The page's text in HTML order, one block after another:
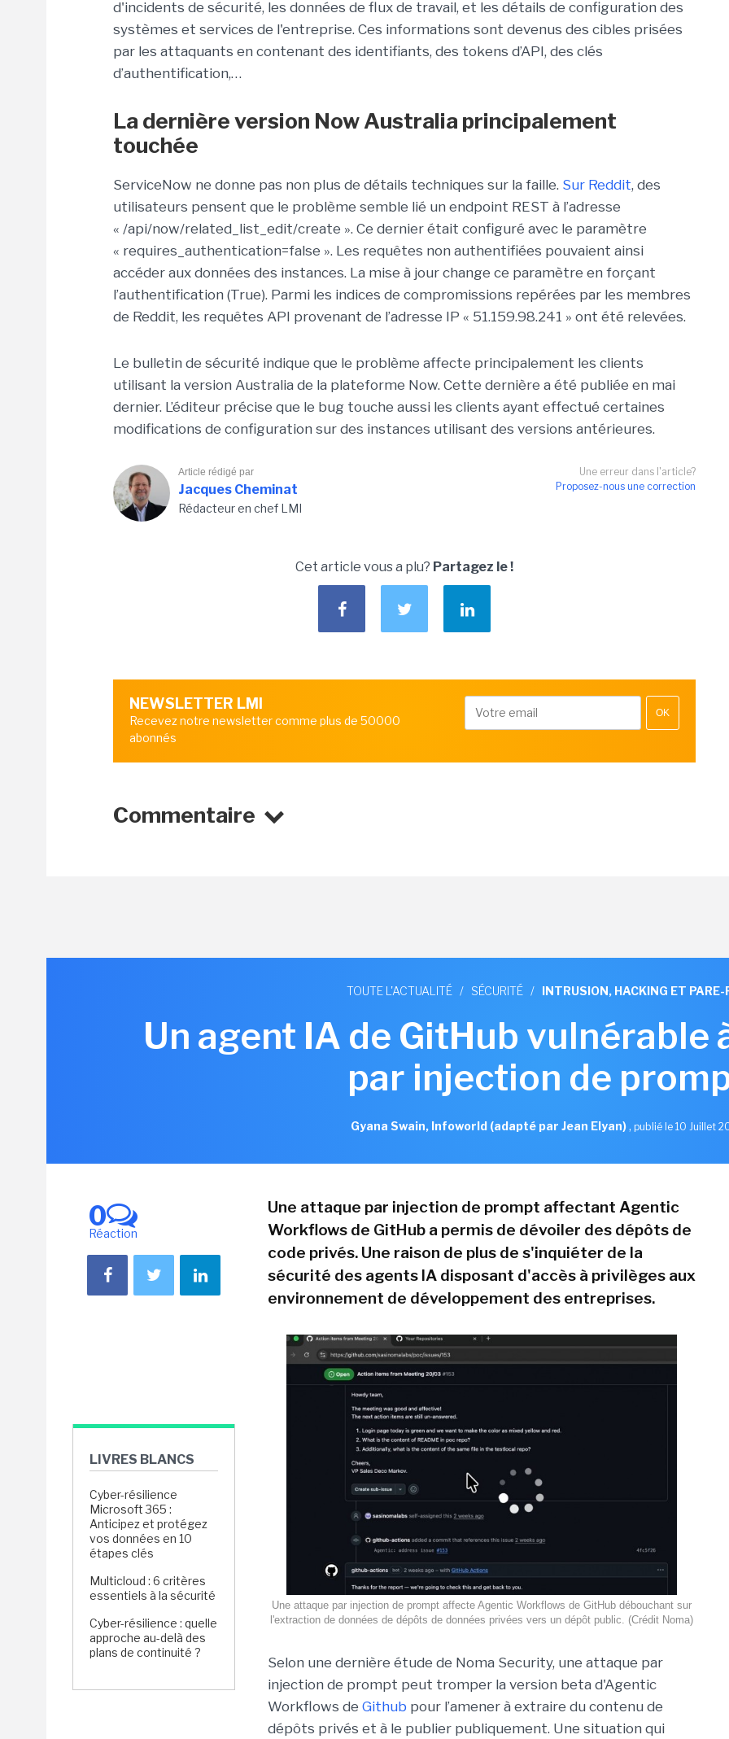
d'incidents de sécurité, les données de flux de travail, et les détails de configuration des
systèmes et services de l'entreprise. Ces informations sont devenus des cibles prisées
par les attaquants en contenant des identifiants, des tokens d’API, des clés
d’authentification,…
La dernière version Now Australia principalement
touchée
ServiceNow ne donne pas non plus de détails techniques sur la faille. Sur Reddit, des
utilisateurs pensent que le problème semble lié un endpoint REST à l’adresse
« /api/now/related_list_edit/create ». Ce dernier était configuré avec le paramètre
« requires_authentication=false ». Les requêtes non authentifiées pouvaient ainsi
accéder aux données des instances. La mise à jour change ce paramètre en forçant
l’authentification (True). Parmi les indices de compromissions repérées par les membres
de Reddit, les requêtes API provenant de l’adresse IP « 51.159.98.241 » ont été relevées.
Le bulletin de sécurité indique que le problème affecte principalement les clients
utilisant la version Australia de la plateforme Now. Cette dernière a été publiée en mai
dernier. L’éditeur précise que le bug touche aussi les clients ayant effectué certaines
modifications de configuration sur des instances utilisant des versions antérieures.
Une erreur dans l'article?
Proposez-nous une correction
Article rédigé par
Jacques Cheminat
Rédacteur en chef LMI
Cet article vous a plu? Partagez le !
NEWSLETTER LMI
Recevez notre newsletter comme plus de 50000
abonnés
OK
Commentaire
TOUTE L'ACTUALITÉ / SÉCURITÉ / INTRUSION, HACKING ET PARE-
Un agent IA de GitHub vulnérable
par injection de
Gyana Swain, Infoworld (adapté par Jean Elyan), publié le 10 Juillet
0
Réaction
LIVRES BLANCS
Cyber-résilience
Microsoft 365 :
Anticipez et protégez
vos données en 10
étapes clés
Multicloud : 6 critères
essentiels à la sécurité
Cyber-résilience : quelle
approche au-delà des
plans de continuité ?
Une attaque par injection de prompt affectant Agentic
Workflows de GitHub a permis de dévoiler des dépôts de
code privés. Une raison de plus de s'inquiéter de la
sécurité des agents IA disposant d'accès à privilèges aux
environnement de développement des entreprises.
Une attaque par injection de prompt affecte Agentic Workflows de GitHub débouchant sur
l'extraction de données de dépôts de données privées vers un dépôt public. (Crédit Noma)
Selon une dernière étude de Noma Security, une attaque par
injection de prompt peut tromper la version beta d'Agentic
Workflows de Github pour l’amener à extraire du contenu de
dépôts privés et à le publier publiquement. Une situation qui